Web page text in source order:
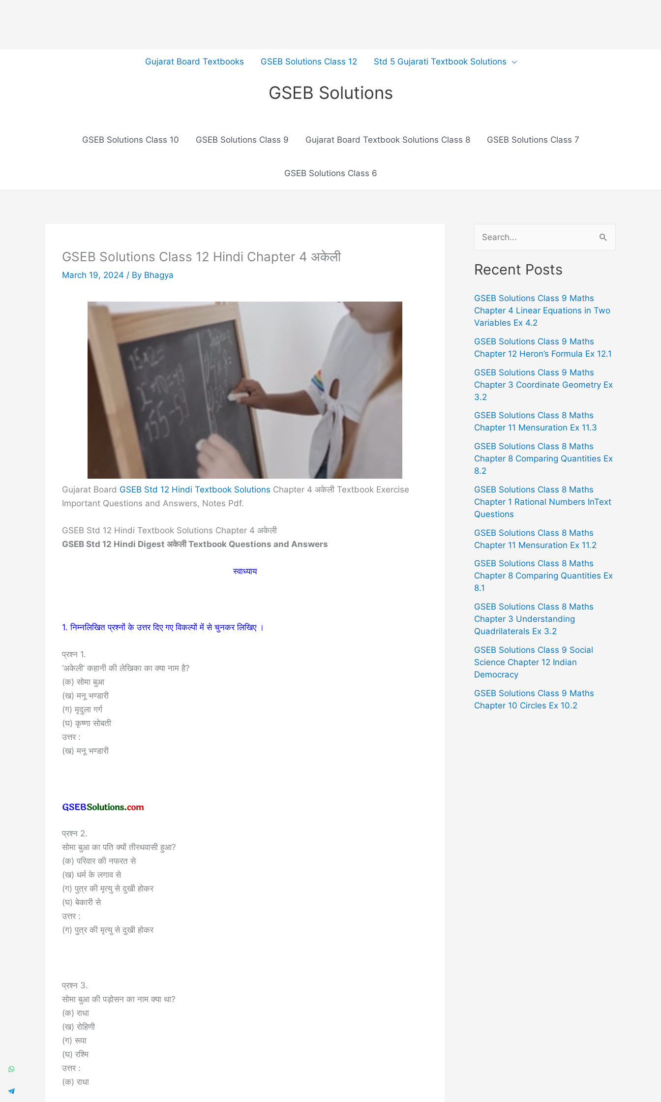
Gujarat Board Textbooks GSEB Solutions Class 12 Std 5 Gujarati Textbook Solutions
GSEB Solutions
GSEB Solutions Class 10 GSEB Solutions Class 9 Gujarat Board Textbook Solutions Class 8 GSEB Solutions Class 7
GSEB Solutions Class 6
GSEB Solutions Class 12 Hindi Chapter 4 अकेली
March 19, 2024 / By Bhagya
Gujarat Board GSEB Std 12 Hindi Textbook Solutions Chapter 4 अकेली Textbook Exercise
Important Questions and Answers, Notes Pdf.
GSEB Std 12 Hindi Textbook Solutions Chapter 4 अकेली
GSEB Std 12 Hindi Digest अकेली Textbook Questions and Answers
स्वाध्याय
1. निम्नलिखित प्रश्नों के उत्तर दिए गए विकल्पों में से चुनकर लिखिए ।
प्रश्न 1.
‘अकेली’ कहानी की लेखिका का क्या नाम है?
(क) सोमा बुआ
(ख) मनू भण्डारी
(ग) मृदुला गर्ग
(घ) कृष्णा सोबती
उत्तर :
(ख) मनू भण्डारी
प्रश्न 2.
सोमा बुआ का पति क्यों तीरथवासी हुआ?
(क) परिवार की नफरत से
(ख) धर्म के लगाव से
(ग) पुत्र की मृत्यु से दुखी होकर
(घ) बेकारी से
उत्तर :
(ग) पुत्र की मृत्यु से दुखी होकर
प्रश्न 3.
सोमा बुआ की पड़ोसन का नाम क्या था?
(क) राधा
(ख) रोहिणी
(ग) रूपा
(घ) रश्मि
उत्तर :
(क) राधा
a
c
h
o
:
Recent Posts
GSEB Solutions Class 9 Maths
Chapter 4 Linear Equations in Two
Variables Ex 4.2
GSEB Solutions Class 9 Maths
Chapter 12 Heron’s Formula Ex 12.1
GSEB Solutions Class 9 Maths
Chapter 3 Coordinate Geometry Ex
3.2
GSEB Solutions Class 8 Maths
Chapter 11 Mensuration Ex 11.3
GSEB Solutions Class 8 Maths
Chapter 8 Comparing Quantities Ex
8.2
GSEB Solutions Class 8 Maths
Chapter 1 Rational Numbers InText
Questions
GSEB Solutions Class 8 Maths
Chapter 11 Mensuration Ex 11.2
GSEB Solutions Class 8 Maths
Chapter 8 Comparing Quantities Ex
8.1
GSEB Solutions Class 8 Maths
Chapter 3 Understanding
Quadrilaterals Ex 3.2
GSEB Solutions Class 9 Social
Science Chapter 12 Indian
Democracy
GSEB Solutions Class 9 Maths
Chapter 10 Circles Ex 10.2